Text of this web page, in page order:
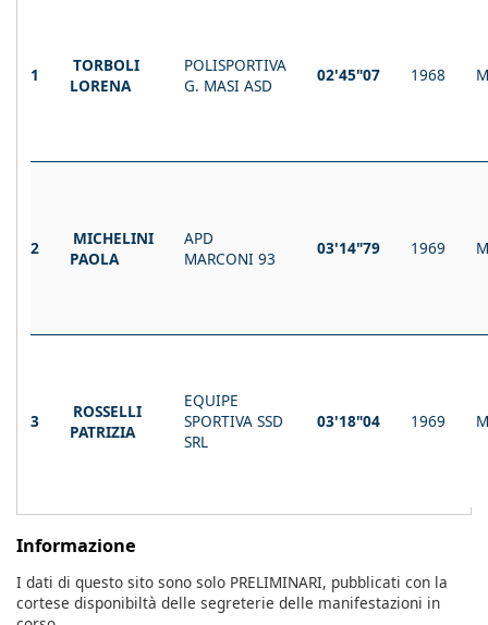
1
TORBOLI
LORENA
POLISPORTIVA
G. MASI ASD
02'45"07 1968
2
MICHELINI
PAOLA
APD
MARCONI 93
03'14"79 1969
3
ROSSELLI
PATRIZIA
EQUIPE
SPORTIVA SSD
SRL
03'18"04 1969
Informazione
I dati di questo sito sono solo PRELIMINARI, pubblicati con la
cortese disponibiltà delle segreterie delle manifestazioni in